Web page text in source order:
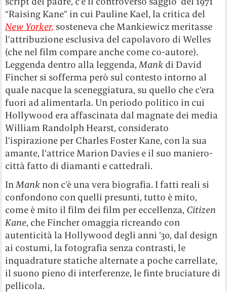
“Raising Kane” in cui Pauline Kael, la critica del
New Yorker, sosteneva che Mankiewicz meritasse
l’attribuzione esclusiva del capolavoro di Welles
(che nel film compare anche come co-autore).
Leggenda dentro alla leggenda,Mank di David
Fincher si sofferma però sul contesto intorno al
quale nacque la sceneggiatura, su quello che c’era
fuori ad alimentarla. Un periodo politico in cui
Hollywood era affascinata dal magnate dei media
William Randolph Hearst, considerato
l’ispirazione per Charles Foster Kane, con la sua
amante, l’attrice Marion Davies e il suo maniero-
città fatto di diamanti e cattedrali.
InMank non c’è una vera biografia. I fatti reali si
confondono con quelli presunti, tutto è mito,
come è mito il film dei film per eccellenza, Citizen
Kane, che Fincher omaggia ricreando con
autenticità la Hollywood degli anni ’30, dal design
ai costumi, la fotografia senza contrasti, le
inquadrature statiche alternate a poche carrellate,
il suono pieno di interferenze, le finte bruciature di
pellicola.